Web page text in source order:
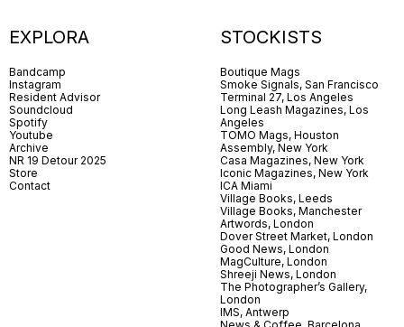
EXPLORA
Bandcamp
Instagram
Resident Advisor
Soundcloud
Spotify
Youtube
Archive
NR 19 Detour 2025
Store
Contact
STOCKISTS
Boutique Mags
Smoke Signals, San Francisco
Terminal 27, Los Angeles
Long Leash Magazines, Los
Angeles
TOMO Mags, Houston
Assembly, New York
Casa Magazines, New York
Iconic Magazines, New York
ICA Miami
Village Books, Leeds
Village Books, Manchester
Artwords, London
Dover Street Market, London
Good News, London
MagCulture, London
Shreeji News, London
The Photographer’s Gallery,
London
IMS, Antwerp